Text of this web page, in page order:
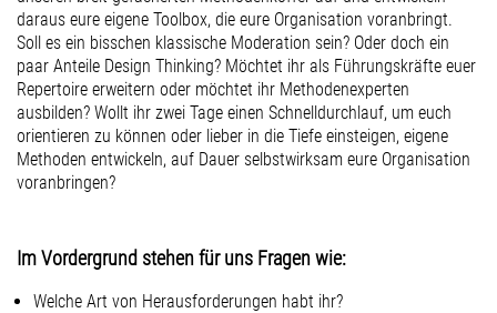
daraus eure eigene Toolbox, die eure Organisation voranbringt.
Soll es ein bisschen klassische Moderation sein? Oder doch ein
paar Anteile Design Thinking? Möchtet ihr als Führungskräfte euer
Repertoire erweitern oder möchtet ihr Methodenexperten
ausbilden? Wollt ihr zwei Tage einen Schnelldurchlauf, um euch
orientieren zu können oder lieber in die Tiefe einsteigen, eigene
Methoden entwickeln, auf Dauer selbstwirksam eure Organisation
voranbringen?
Im Vordergrund stehen für uns Fragen wie:
Welche Art von Herausforderungen habt ihr?